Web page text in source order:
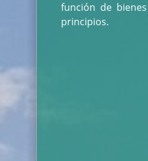
función de
principios.